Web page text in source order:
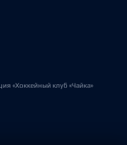
«Хоккейный клуб «Чайка»